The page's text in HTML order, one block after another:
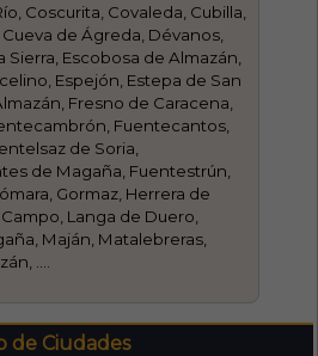
Coscurita, Covaleda, Cubilla,
de Ágreda, Dévanos,
Sierra, Escobosa de Almazán,
Espejón, Estepa de San
Fresno de Caracena,
Fuentecantos,
de Soria,
de Magaña, Fuentestrún,
Gormaz, Herrera de
Langa de Duero,
Maján, Matalebreras,
....
de Ciudades